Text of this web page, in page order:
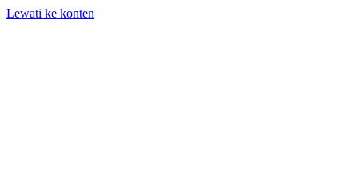
Lewati ke konten